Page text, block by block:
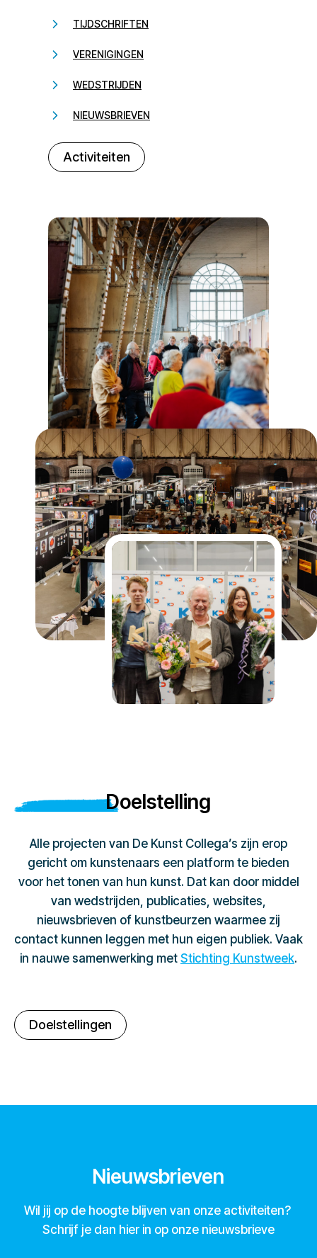
TIJDSCHRIFTEN
VERENIGINGEN
WEDSTRIJDEN
NIEUWSBRIEVEN
Activiteiten
232323
Doelstelling
Alle projecten van De Kunst Collega’s zijn erop
gericht om kunstenaars een platform te bieden
voor het tonen van hun kunst. Dat kan door middel
van wedstrijden, publicaties, websites,
nieuwsbrieven of kunstbeurzen waarmee zij
contact kunnen leggen met hun eigen publiek. Vaak
in nauwe samenwerking met Stichting Kunstweek.
Doelstellingen
Nieuwsbrieven
Wil jij op de hoogte blijven van onze activiteiten?
Schrijf je dan hier in op onze nieuwsbrieve